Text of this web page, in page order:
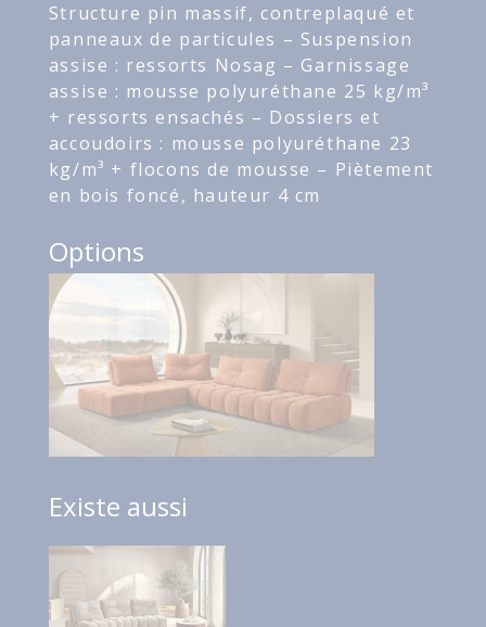
Structure pin massif, contreplaqué et
panneaux de particules – Suspension
assise : ressorts Nosag – Garnissage
assise : mousse polyuréthane 25 kg/m³
+ ressorts ensachés – Dossiers et
accoudoirs : mousse polyuréthane 23
kg/m³ + flocons de mousse – Piètement
en bois foncé, hauteur 4 cm
Options
Existe aussi